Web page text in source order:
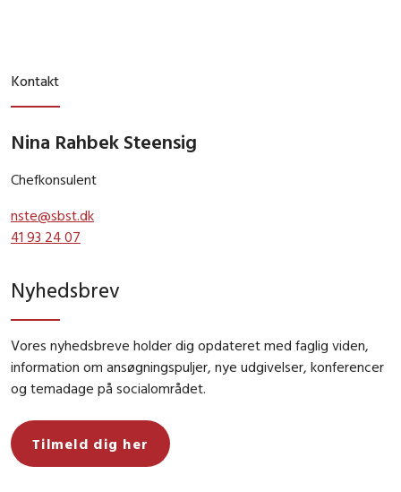
Kontakt
Nina Rahbek Steensig
Chefkonsulent
nste@sbst.dk
41 93 24 07
Nyhedsbrev
Vores nyhedsbreve holder dig opdateret med faglig viden,
information om ansøgningspuljer, nye udgivelser, konferencer
og temadage på socialområdet.
Tilmeld dig her